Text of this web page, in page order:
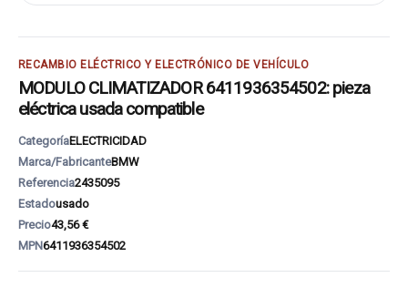
RECAMBIO ELÉCTRICO Y ELECTRÓNICO DE VEHÍCULO
MODULO CLIMATIZADOR 6411936354502: pieza
eléctrica usada compatible
CategoríaELECTRICIDAD
Marca/FabricanteBMW
Referencia2435095
Estadousado
Precio43,56 €
MPN6411936354502